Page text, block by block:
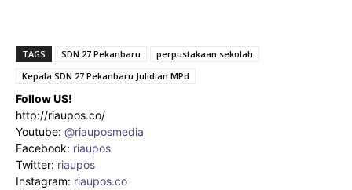
TAGS SDN 27 Pekanbaru
perpustakaan sekolah
Kepala SDN 27 Pekanbaru Julidian MPd
Follow US!
http://riaupos.co/
Youtube: @riauposmedia
Facebook: riaupos
Twitter: riaupos
Instagram: riaupos.co